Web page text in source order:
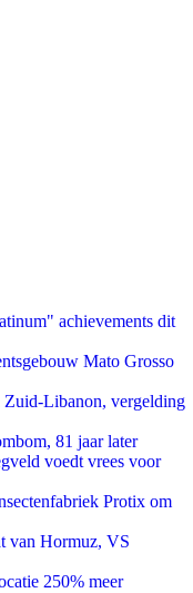
achievements dit
Mato Grosso
Zuid-Libanon, vergelding
81 jaar later
voedt vrees voor
Protix om
van Hormuz, VS
250% meer